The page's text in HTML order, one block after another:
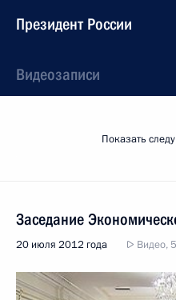
Президент России
Видеозаписи
Показать
Заседание
20 июля 2012 года Видео,